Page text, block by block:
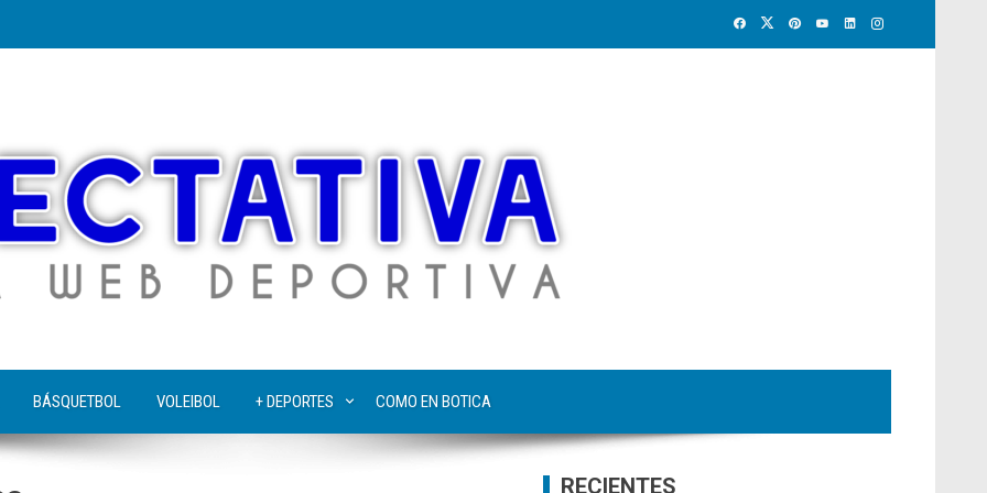
BÁSQUETBOL VOLEIBOL + DEPORTES COMO EN BOTICA
RECIENTES